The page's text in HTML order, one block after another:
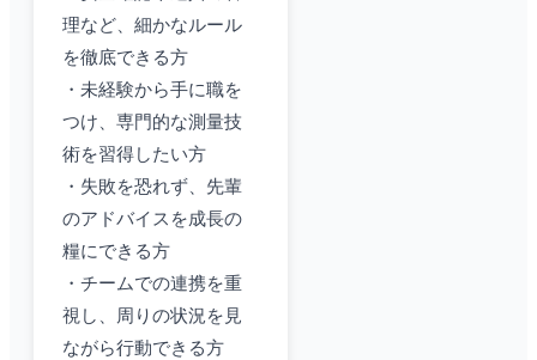
理など、細かなルール
を徹底できる方
・未経験から手に職を
つけ、専門的な測量技
術を習得したい方
・失敗を恐れず、先輩
のアドバイスを成長の
糧にできる方
・チームでの連携を重
視し、周りの状況を見
ながら行動できる方